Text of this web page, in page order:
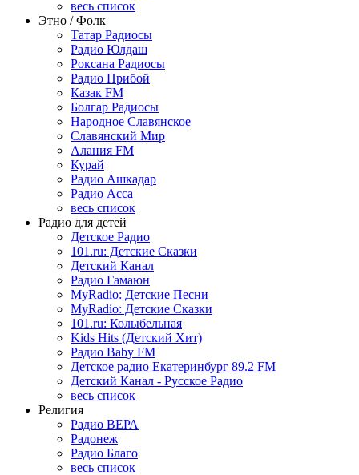
весь список
Этно / Фолк
Татар Радиосы
Радио Юлдаш
Роксана Радиосы
Радио Прибой
Казак FM
Болгар Радиосы
Народное Славянское
Славянский Мир
Алания FM
Курай
Радио Ашкадар
Радио Асса
весь список
Радио для детей
Детское Радио
101.ru: Детские Сказки
Детский Канал
Радио Гамаюн
MyRadio: Детские Песни
MyRadio: Детские Сказки
101.ru: Колыбельная
Kids Hits (Детский Хит)
Радио Baby FM
Детское радио Екатеринбург 89.2 FM
Детский Канал - Русское Радио
весь список
Религия
Радио ВЕРА
Радонеж
Радио Благо
весь список